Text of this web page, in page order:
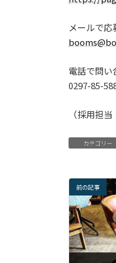
メールで応
電話で問い
0297-85-
（採用担当
カテゴリー
前の記事